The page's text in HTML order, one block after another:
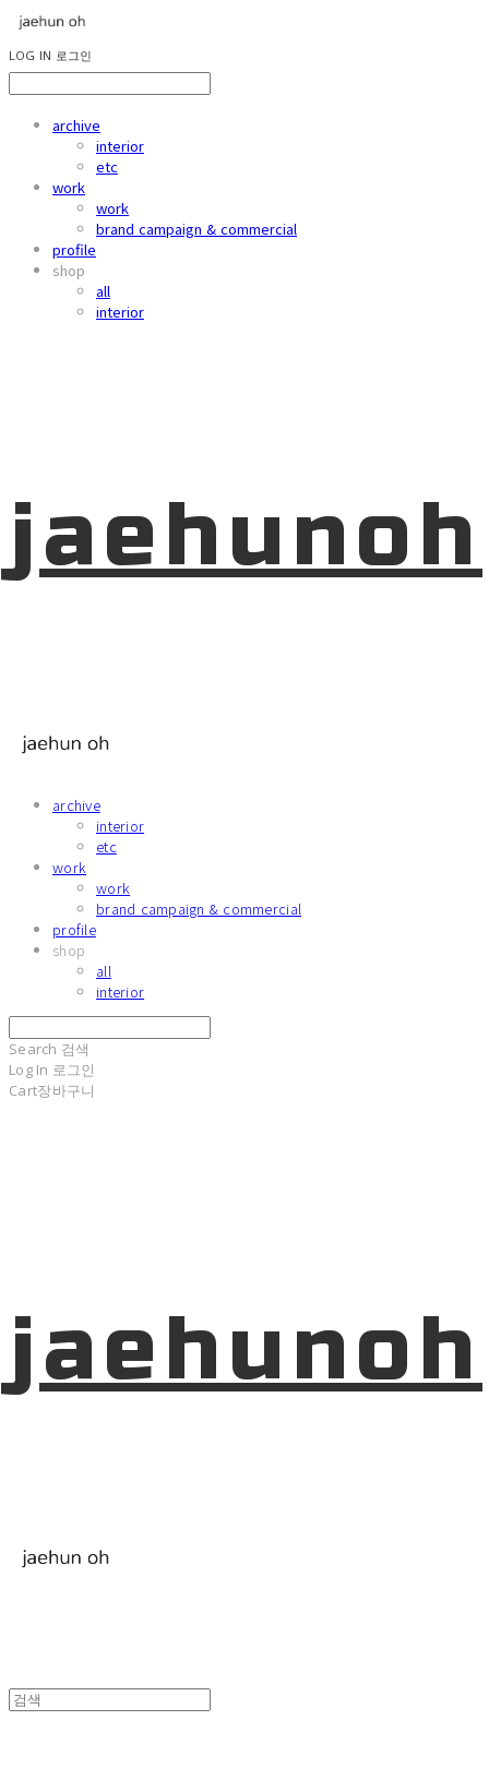
LOG IN 로그인
archive
interior
etc
work
work
brand campaign & commercial
profile
shop
all
interior
jaehunoh
archive
interior
etc
work
work
brand campaign & commercial
profile
shop
all
interior
Search 검색
Log In 로그인
Cart장바구니
jaehunoh